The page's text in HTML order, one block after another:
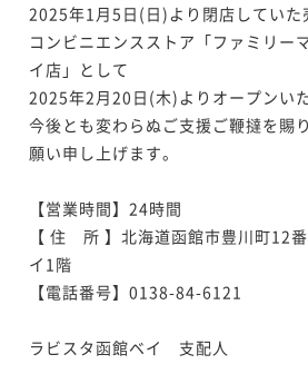
2025年1月5日(日)より閉店していた
コンビニエンスストア「ファミリー
イ店」として
2025年2月20日(木)よりオープンいた
今後とも変わらぬご支援ご鞭撻を賜
願い申し上げます。
【営業時間】24時間
【 住　所 】北海道函館市豊川町12
イ1階
【電話番号】0138-84-6121
ラビスタ函館ベイ　支配人